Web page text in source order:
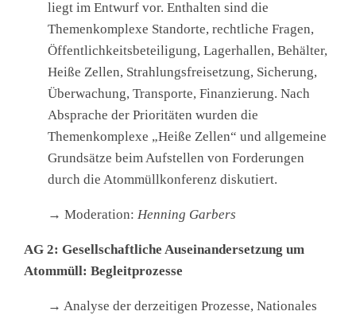
liegt im Entwurf vor. Enthalten sind die
Themenkomplexe Standorte, rechtliche Fragen,
Öffentlichkeitsbeteiligung, Lagerhallen, Behälter,
Heiße Zellen, Strahlungsfreisetzung, Sicherung,
Überwachung, Transporte, Finanzierung. Nach
Absprache der Prioritäten wurden die
Themenkomplexe „Heiße Zellen“ und allgemeine
Grundsätze beim Aufstellen von Forderungen
durch die Atommüllkonferenz diskutiert.
→ Moderation: Henning Garbers
AG 2: Gesellschaftliche Auseinandersetzung um
Atommüll: Begleitprozesse
→ Analyse der derzeitigen Prozesse, Nationales